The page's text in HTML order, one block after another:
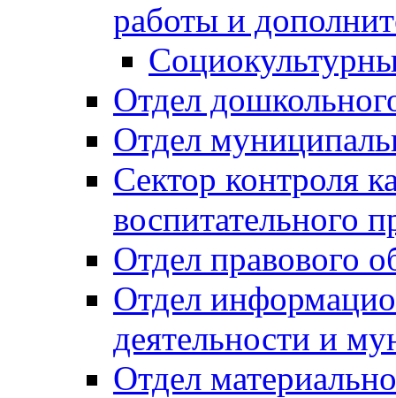
работы и
Отдел
Отдел
Сектор контроля
воспитательного
Отдел правового
Отдел
деятельности и
Отдел